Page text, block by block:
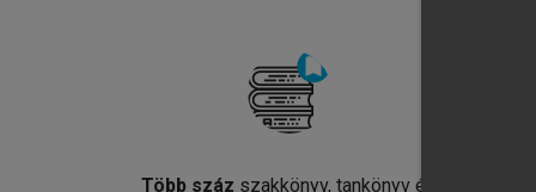
Több száz szakkönyv, tankönyv és